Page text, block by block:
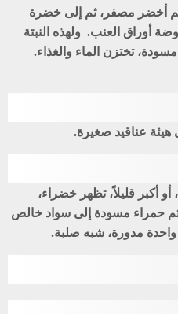
أخضر مصفر، ثم إلى خضرة
أوراق العنب. ولهذه النبتة
تختزن الماء والغذاء.
عناقيد صغيرة.
أكبر قليلاً، تظهر خضراء،
ثم حمراء مسودة إلى سواد خالص
واحدة مدورة، شبه صلبة.